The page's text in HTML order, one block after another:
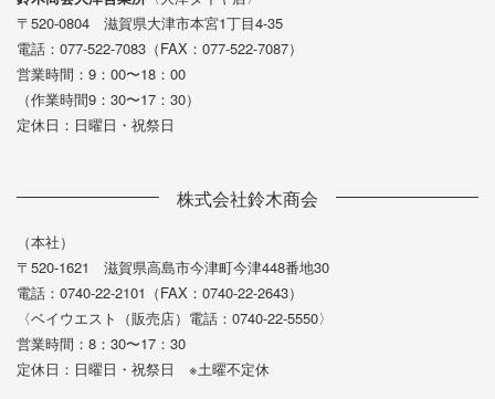
〒520-0804 滋賀県大津市本宮1丁目4-35
電話：077-522-7083（FAX：077-522-7087）
営業時間：9：00〜18：00
（作業時間9：30〜17：30）
定休日：日曜日・祝祭日
株式会社鈴木商会
（本社）
〒520-1621 滋賀県高島市今津町今津448番地30
電話：0740-22-2101（FAX：0740-22-2643）
〈ベイウエスト（販売店）電話：0740-22-5550〉
営業時間：8：30〜17：30
定休日：日曜日・祝祭日 ※土曜不定休